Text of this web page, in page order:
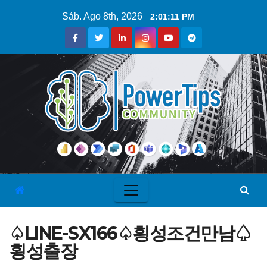
Sáb. Ago 8th, 2026 2:01:11 PM
♤LINE-SX166♤횡성조건만남♤
횡성출장